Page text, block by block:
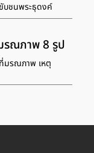
บชนพระธุดงค์
รณภาพ 8 รูป
มรณภาพ เหตุ